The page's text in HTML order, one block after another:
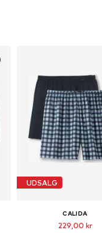
UDSALG
CALIDA
229,00 kr